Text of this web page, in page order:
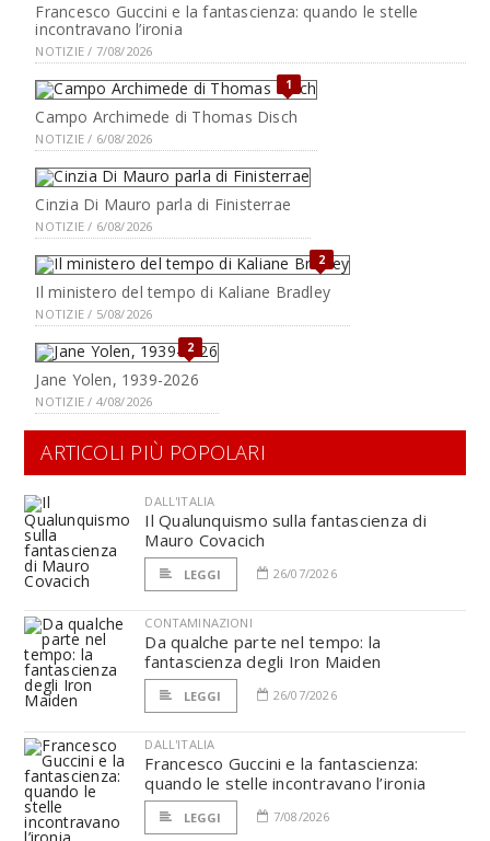
Francesco Guccini e la fantascienza: quando le stelle
incontravano l’ironia
NOTIZIE / 7/08/2026
1
Campo Archimede di Thomas Disch
NOTIZIE / 6/08/2026
Cinzia Di Mauro parla di Finisterrae
NOTIZIE / 6/08/2026
2
Il ministero del tempo di Kaliane Bradley
NOTIZIE / 5/08/2026
2
Jane Yolen, 1939-2026
NOTIZIE / 4/08/2026
ARTICOLI PIÙ POPOLARI
DALL'ITALIA
Il Qualunquismo sulla fantascienza di
Mauro Covacich
LEGGI 26/07/2026
CONTAMINAZIONI
Da qualche parte nel tempo: la
fantascienza degli Iron Maiden
LEGGI 26/07/2026
DALL'ITALIA
Francesco Guccini e la fantascienza:
quando le stelle incontravano l’ironia
LEGGI 7/08/2026